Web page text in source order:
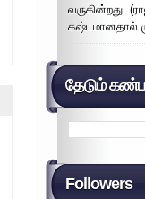
வருகின்றது.
கஷ்டமானதால்
தேடும்
Followers